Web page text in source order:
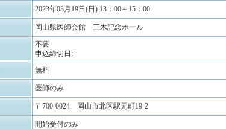
2023年03月19日(日) 13：00～15：00
岡山県医師会館 三木記念ホール
不要
申込締切日:
無料
医師のみ
〒700-0024 岡山市北区駅元町19-2
開始受付のみ